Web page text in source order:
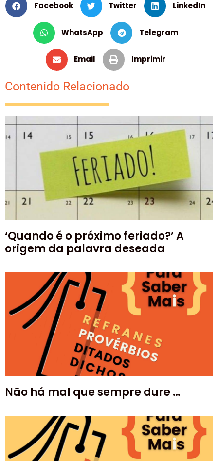
Facebook Twitter LinkedIn
WhatsApp Telegram
Email Imprimir
Contenido Relacionado
‘Quando é o próximo feriado?’ A
origem da palavra deseada
Não há mal que sempre dure …